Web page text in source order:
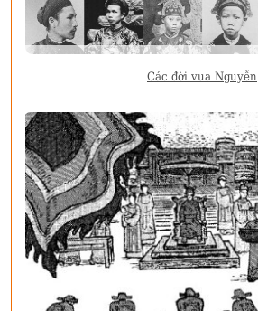
Các đời vua Nguyễn